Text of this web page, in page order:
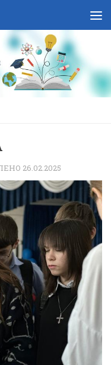
26.02.2025